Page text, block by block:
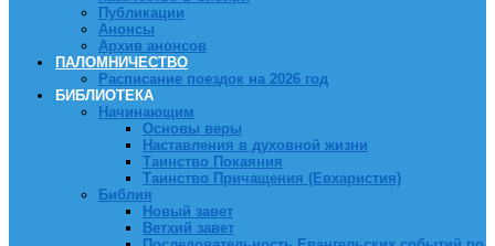
Публикации
Анонсы
Архив анонсов
ПАЛОМНИЧЕСТВО
Расписание поездок на 2026 год
БИБЛИОТЕКА
Начинающим
Основы веры
Наставления в духовной жизни
Таинство Покаяния
Таинство Причащения (Евхаристия)
Библия
Новый завет
Ветхий завет